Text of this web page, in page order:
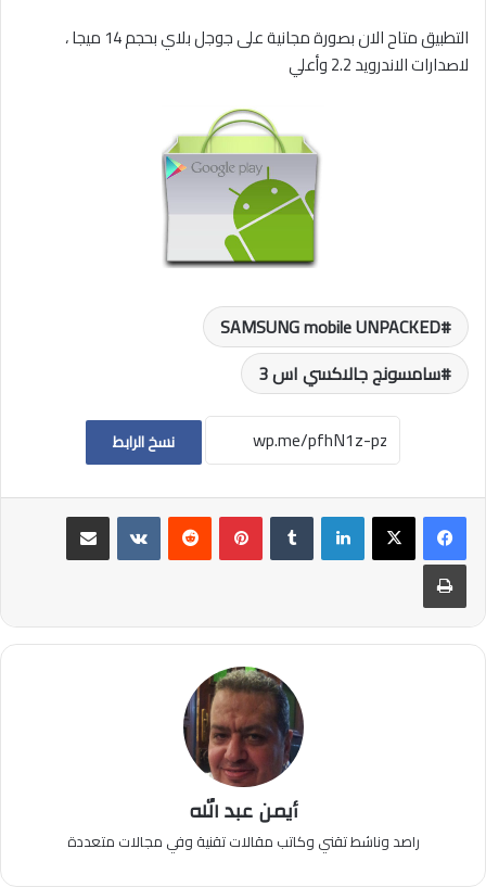
التطبيق متاح الان بصورة مجانية على جوجل بلاي بحجم 14 ميجا ،
لاصدارات الاندرويد 2.2 وأعلي
SAMSUNG mobile UNPACKED
سامسونج جالاكسي اس 3
نسخ الرابط
لينكدإن بينتيريست
مشاركة عبر البريد
طباعة
أيمن عبد الله
راصد وناشط تقني وكاتب مقالات تقنية وفي مجالات متعددة